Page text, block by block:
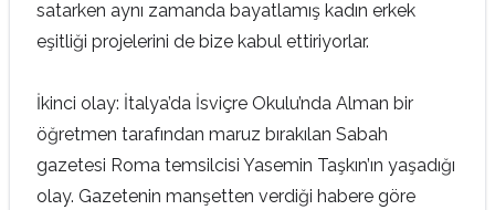
satarken aynı zamanda bayatlamış kadın erkek
eşitliği projelerini de bize kabul ettiriyorlar.
İkinci olay: İtalya’da İsviçre Okulu’nda Alman bir
öğretmen tarafından maruz bırakılan Sabah
gazetesi Roma temsilcisi Yasemin Taşkın’ın yaşadığı
olay. Gazetenin manşetten verdiği habere göre